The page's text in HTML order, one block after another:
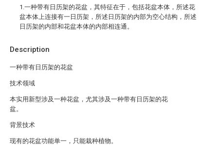
Description
一种带有日历架的花盆
技术领域
本实用新型涉及一种花盆，尤其涉及一种带有日历架的花
盆。
背景技术
现有的花盆功能单一，只能栽种植物。
1.一种带有日历架的花盆，其特征在于，包括花盆本体，所述花
盆本体上连接有一日历架，所述日历架的内部为空心结构，所述
日历架的内部和花盆本体的内部相连通。